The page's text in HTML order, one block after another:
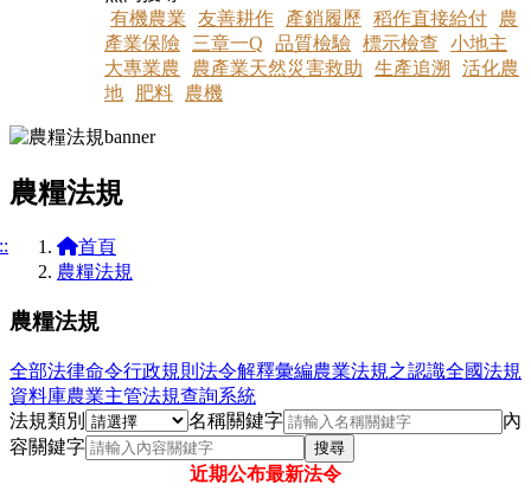
有機農業
友善耕作 產銷履歷 稻作直接給付
農
產業保險
三章一Q 品質檢驗 標示檢查
小地主
大專業農
農產業天然災害救助 生產追溯
活化農
地
肥料 農機
農糧法規
首頁
農糧法規
農糧法規
全部法律命令行政規則 法令解釋彙編農業法規之認識全國法規
資料庫農業主管法規查詢系統
法規類別
名稱關鍵字
內
容關鍵字
搜尋
近期公布最新法令